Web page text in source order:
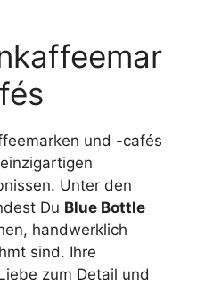
und -cafés
Unter den
Du Blue Bottle
handwerklich
sind. Ihre
zum Detail und